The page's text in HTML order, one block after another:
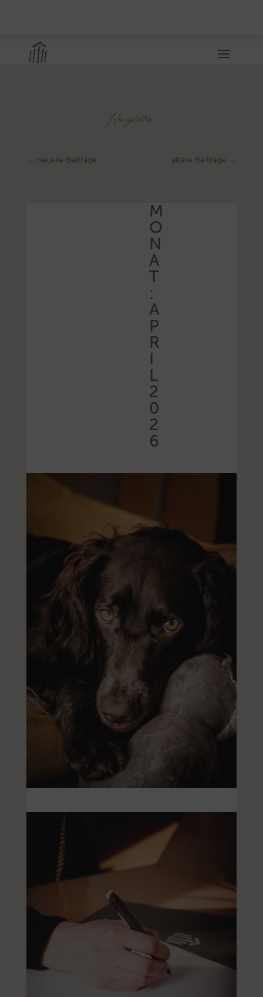
Neuigkeiten
← neuere Beiträge ältere Beiträge →
M
O
N
A
T
:
A
P
R
I
L
2
0
2
6